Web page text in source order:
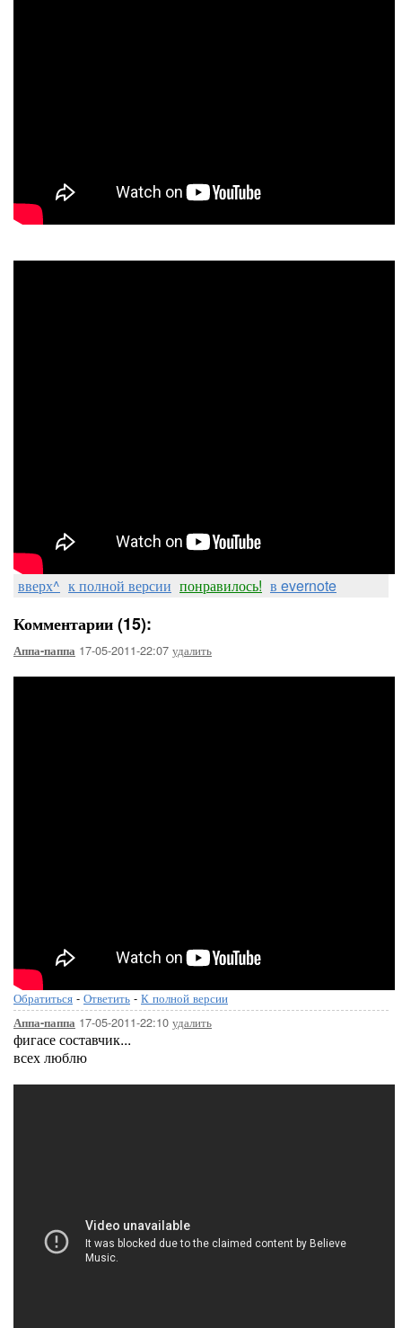
вверх^ к полной версии понравилось! в evernote
Комментарии (15):
Аппа-паппа 17-05-2011-22:07 удалить
Обратиться - Ответить - К полной версии
Аппа-паппа 17-05-2011-22:10 удалить
фигасе составчик...
всех люблю